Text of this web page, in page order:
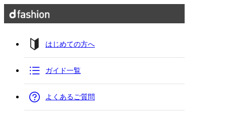
はじめての方へ
ガイド一覧
よくあるご質問